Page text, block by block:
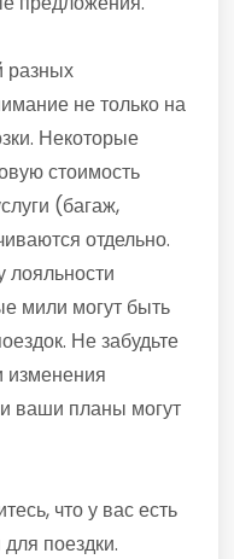
разных
не только на
Некоторые
стоимость
(багаж,
отдельно.
лояльности
мили могут быть
Не забудьте
изменения
ваши планы могут
что у вас есть
поездки.